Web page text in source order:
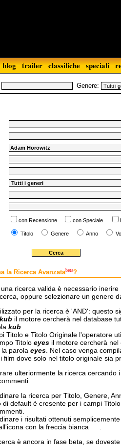
blog trailer classifiche speciali
Genere:
con Recensione con Speciale
Titolo Genere Anno
la Ricerca Avanzatabeta?
ricerca valida è necessario
oppure selezionare un genere
per la ricerca è 'AND': questo
kub il motore cercherà nel database
kub
Titolo e Titolo Originale l'operatore
Titolo eyes il motore cercherà
parola eyes . Nel caso venga
film dove solo nel titolo originale sia
ulteriormente la ricerca cercando
la ricerca per Titolo, Genere,
di default è cresente per i campi
i risultati ottenuti
con la freccia bianca
è ancora in fase beta, se